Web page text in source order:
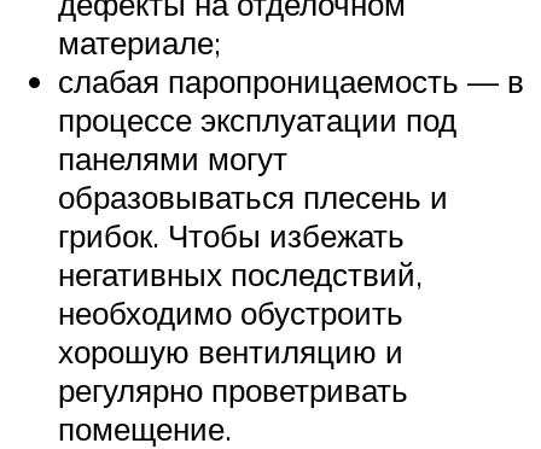
материале;
слабая паропроницаемость — в
процессе эксплуатации под
панелями могут
образовываться плесень и
грибок. Чтобы избежать
негативных последствий,
необходимо обустроить
хорошую вентиляцию и
регулярно проветривать
помещение.